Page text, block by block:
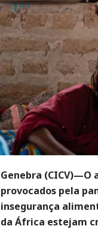
Genebra (CICV)—O
provocados pela
insegurança
da África estejam